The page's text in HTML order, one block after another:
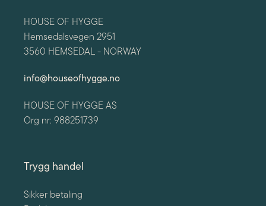
HOUSE OF HYGGE
Hemsedalsvegen 2951
3560 HEMSEDAL - NORWAY
info@houseofhygge.no
HOUSE OF HYGGE AS
Org nr: 988251739
Trygg handel
Sikker betaling